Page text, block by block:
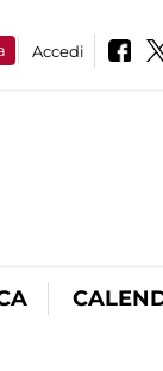
Accedi